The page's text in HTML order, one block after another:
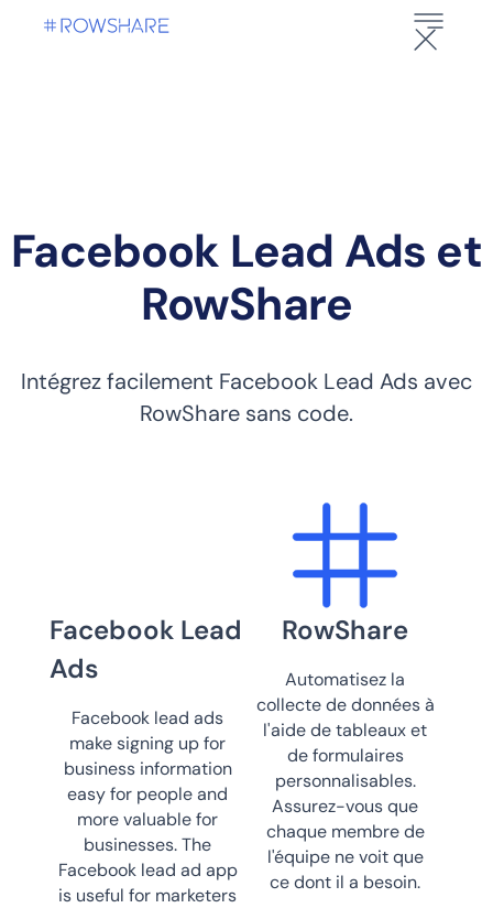
Facebook Lead Ads et
RowShare
Intégrez facilement Facebook Lead Ads avec
RowShare sans code.
Facebook Lead
Ads
Facebook lead ads
make signing up for
business information
easy for people and
more valuable for
businesses. The
Facebook lead ad app
is useful for marketers
RowShare
Automatisez la
collecte de données à
l'aide de tableaux et
de formulaires
personnalisables.
Assurez-vous que
chaque membre de
l'équipe ne voit que
ce dont il a besoin.